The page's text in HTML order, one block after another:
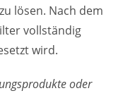
lösen. Nach dem
vollständig
wird.
oder